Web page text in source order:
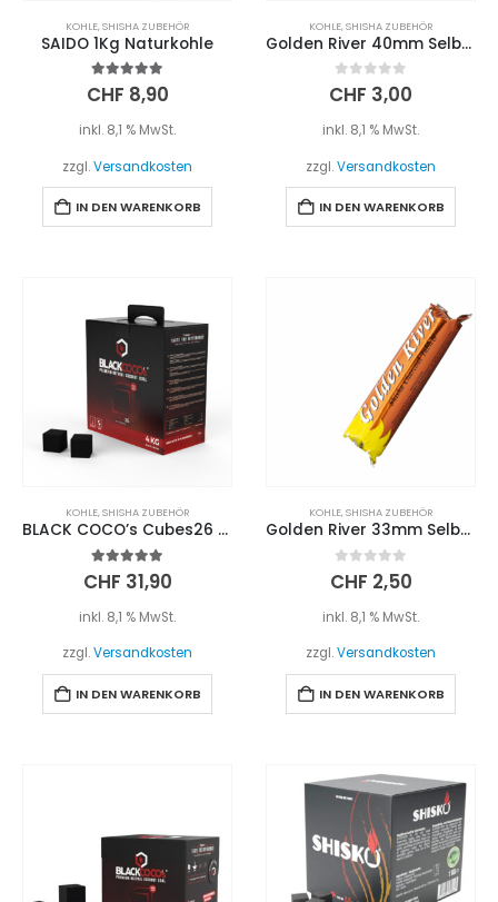
KOHLE,SHISHA ZUBEHÖR
SAIDO 1Kg Naturkohle
5.00out of 5
CHF 8,90
inkl. 8,1 % MwSt.
zzgl.Versandkosten
IN DEN WARENKORB
KOHLE,SHISHA ZUBEHÖR
Golden River 40mm Selbstzünder Kohle
0 out of 5
CHF 3,00
inkl. 8,1 % MwSt.
zzgl.Versandkosten
IN DEN WARENKORB
KOHLE,SHISHA ZUBEHÖR
BLACK COCO’s Cubes26 4kg
5.00out of 5
CHF 31,90
inkl. 8,1 % MwSt.
zzgl.Versandkosten
IN DEN WARENKORB
KOHLE,SHISHA ZUBEHÖR
Golden River 33mm Selbstzünder Kohle
0out of 5
CHF 2,50
inkl. 8,1 % MwSt.
zzgl.Versandkosten
IN DEN WARENKORB